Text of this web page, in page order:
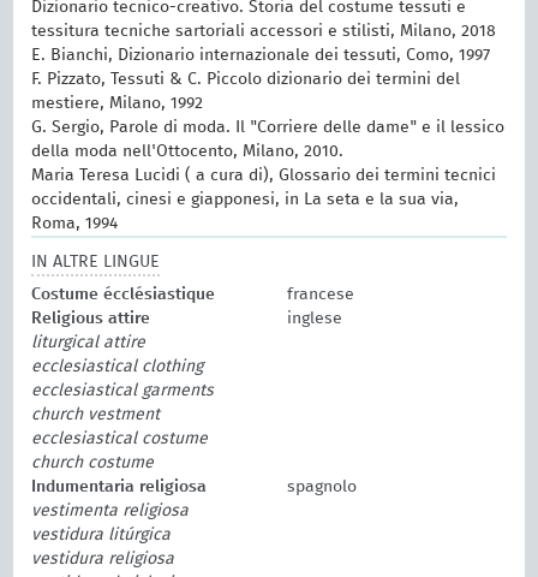
Dizionario tecnico-creativo. Storia del costume tessuti e
tessitura tecniche sartoriali accessori e stilisti, Milano, 2018
E. Bianchi, Dizionario internazionale dei tessuti, Como, 1997
F. Pizzato, Tessuti & C. Piccolo dizionario dei termini del
mestiere, Milano, 1992
G. Sergio, Parole di moda. Il "Corriere delle dame" e il lessico
della moda nell'Ottocento, Milano, 2010.
Maria Teresa Lucidi ( a cura di), Glossario dei termini tecnici
occidentali, cinesi e giapponesi, in La seta e la sua via,
Roma, 1994
IN ALTRE LINGUE
Costume écclésiastique
francese
Religious attire
inglese
liturgical attire
ecclesiastical clothing
ecclesiastical garments
church vestment
ecclesiastical costume
church costume
Indumentaria religiosa
spagnolo
vestimenta religiosa
vestidura litúrgica
vestidura religiosa